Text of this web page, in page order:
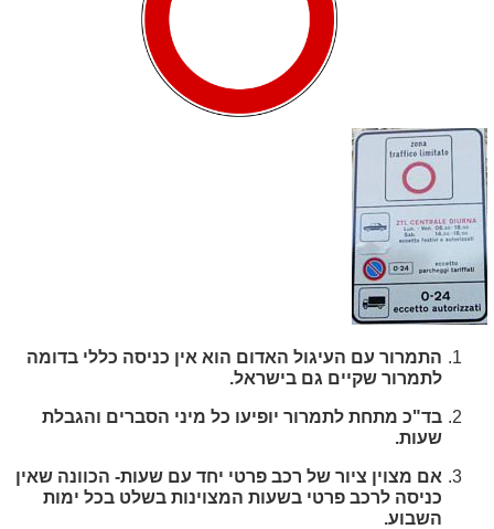
התמרור עם העיגול האדום הוא אין כניסה כללי בדומה
לתמרור שקיים גם בישראל.
בד"כ מתחת לתמרור יופיעו כל מיני הסברים והגבלת
שעות.
אם מצוין ציור של רכב פרטי יחד עם שעות- הכוונה שאין
כניסה לרכב פרטי בשעות המצוינות בשלט בכל ימות
השבוע.